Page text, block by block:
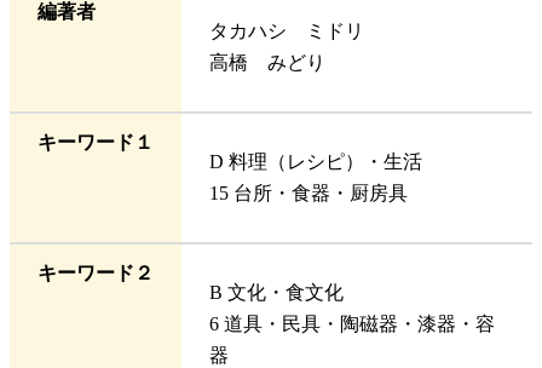
編著者
タカハシ ミドリ
高橋 みどり
キーワード１
D 料理（レシピ）・生活
15 台所・食器・厨房具
キーワード２
B 文化・食文化
6 道具・民具・陶磁器・漆器・容
器